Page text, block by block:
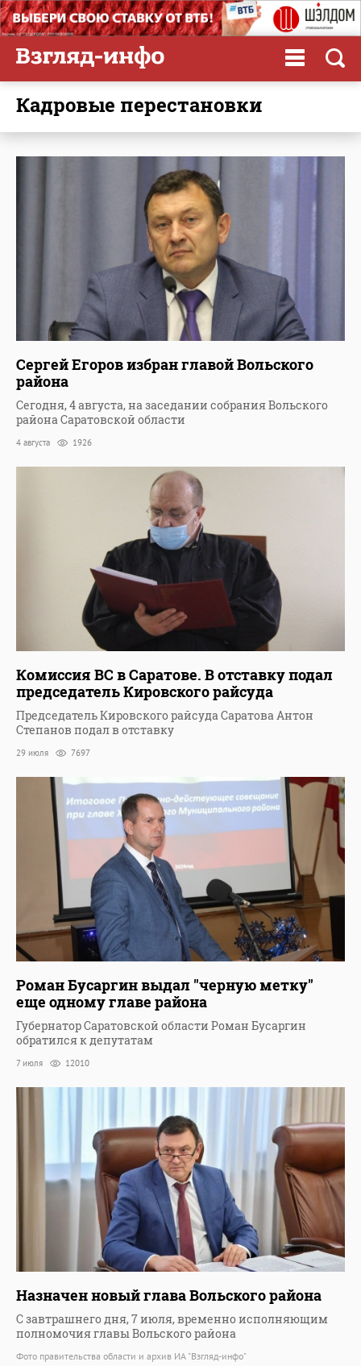
кадровые перестановки
Сергей Егоров избран главой Вольского
района
Сегодня, 4 августа, на заседании собрания Вольского
района Саратовской области
4 августа 1926
Комиссия ВС в Саратове. В отставку подал
председатель Кировского райсуда
Председатель Кировского райсуда Саратова Антон
Степанов подал в отставку
29 июля 7697
Роман Бусаргин выдал "черную метку"
еще одному главе района
Губернатор Саратовской области Роман Бусаргин
обратился к депутатам
7 июля 12010
Назначен новый глава Вольского района
С завтрашнего дня, 7 июля, временно исполняющим
полномочия главы Вольского района
Фото правительства области и архив ИА "Взгляд-инфо"